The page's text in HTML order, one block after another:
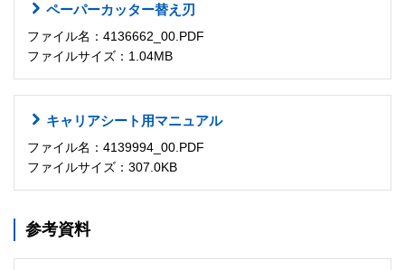
ペーパーカッター替え刃
ファイル名：4136662_00.PDF
ファイルサイズ：1.04MB
キャリアシート用マニュアル
ファイル名：4139994_00.PDF
ファイルサイズ：307.0KB
参考資料